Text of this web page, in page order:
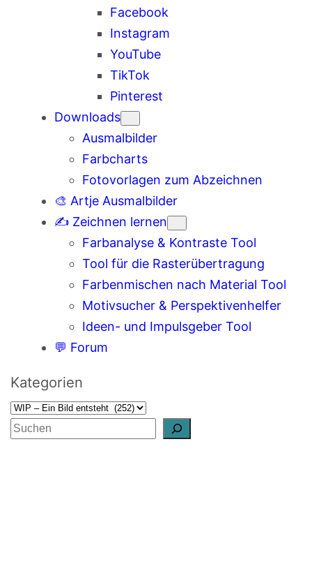
Facebook
Instagram
YouTube
TikTok
Pinterest
Downloads
Ausmalbilder
Farbcharts
Fotovorlagen zum Abzeichnen
🎨 Artje Ausmalbilder
✍️ Zeichnen lernen
Farbanalyse & Kontraste Tool
Tool für die Rasterübertragung
Farbenmischen nach Material Tool
Motivsucher & Perspektivenhelfer
Ideen- und Impulsgeber Tool
💬 Forum
Kategorien
S